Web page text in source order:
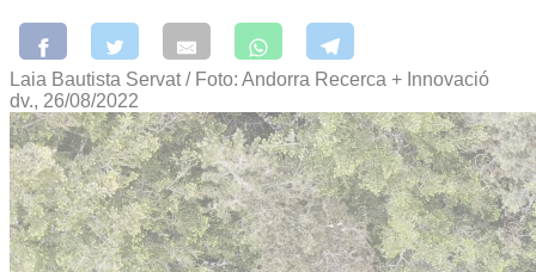
Laia Bautista Servat / Foto: Andorra Recerca + Innovació
dv., 26/08/2022